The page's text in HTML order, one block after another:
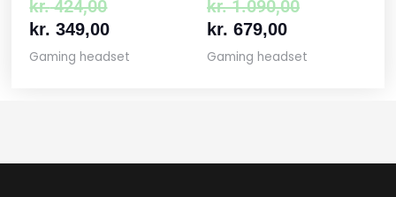
kr.424,00
kr. 349,00
Gaming headset
kr.1.090,00
kr. 679,00
Gaming headset